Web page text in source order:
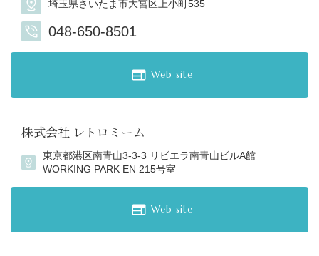
埼玉県さいたま市大宮区上小町535
048-650-8501
Web site
株式会社 レトロミーム
東京都港区南青山3-3-3 リビエラ南青山ビルA館
WORKING PARK EN 215号室
Web site